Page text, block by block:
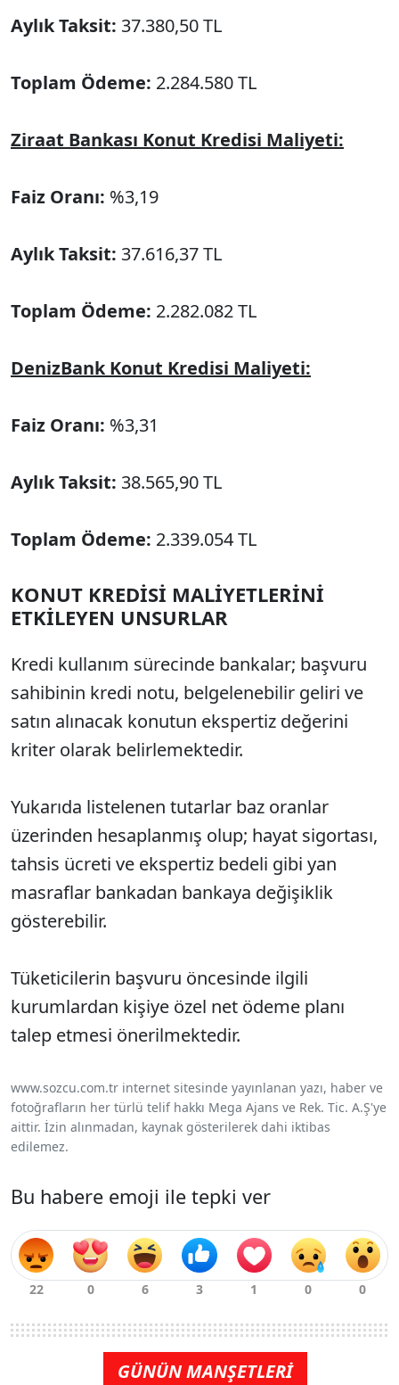
Aylık Taksit: 37.380,50 TL
Toplam Ödeme: 2.284.580 TL
Ziraat Bankası Konut Kredisi Maliyeti:
Faiz Oranı: %3,19
Aylık Taksit: 37.616,37 TL
Toplam Ödeme: 2.282.082 TL
DenizBank Konut Kredisi Maliyeti:
Faiz Oranı: %3,31
Aylık Taksit: 38.565,90 TL
Toplam Ödeme: 2.339.054 TL
KONUT KREDİSİ MALİYETLERİNİ
ETKİLEYEN UNSURLAR
Kredi kullanım sürecinde bankalar; başvuru
sahibinin kredi notu, belgelenebilir geliri ve
satın alınacak konutun ekspertiz değerini
kriter olarak belirlemektedir.
Yukarıda listelenen tutarlar baz oranlar
üzerinden hesaplanmış olup; hayat sigortası,
tahsis ücreti ve ekspertiz bedeli gibi yan
masraflar bankadan bankaya değişiklik
gösterebilir.
Tüketicilerin başvuru öncesinde ilgili
kurumlardan kişiye özel net ödeme planı
talep etmesi önerilmektedir.
www.sozcu.com.tr internet sitesinde yayınlanan yazı, haber ve
fotoğrafların her türlü telif hakkı Mega Ajans ve Rek. Tic. A.Ş'ye
aittir. İzin alınmadan, kaynak gösterilerek dahi iktibas
edilemez.
Bu habere emoji ile tepki ver
GÜNÜN MANŞETLERİ